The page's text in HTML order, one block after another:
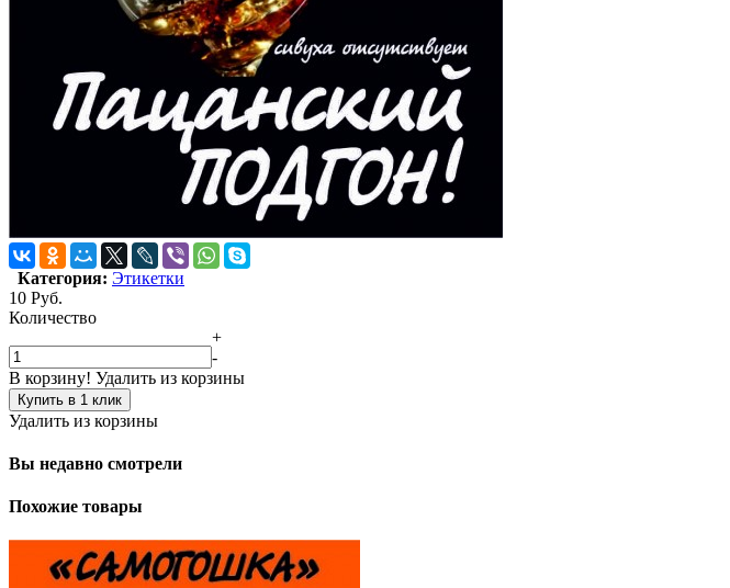
Категория: Этикетки
10 Руб.
Количество
+
-
В корзину! Удалить из корзины
Купить в 1 клик
Удалить из корзины
Вы недавно смотрели
Похожие товары